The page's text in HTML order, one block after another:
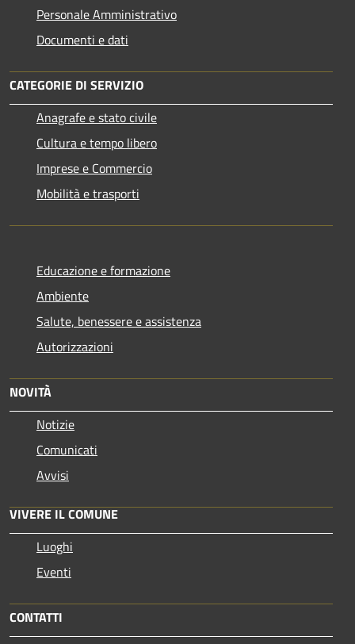
Personale Amministrativo
Documenti e dati
CATEGORIE DI SERVIZIO
Anagrafe e stato civile
Cultura e tempo libero
Imprese e Commercio
Mobilità e trasporti
Educazione e formazione
Ambiente
Salute, benessere e assistenza
Autorizzazioni
NOVITÀ
Notizie
Comunicati
Avvisi
VIVERE IL COMUNE
Luoghi
Eventi
CONTATTI